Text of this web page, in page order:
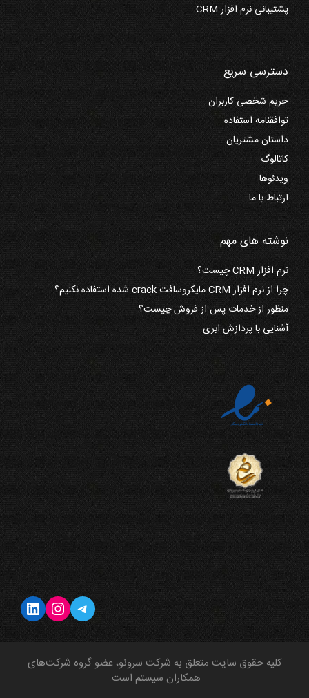
پشتیبانی نرم افزار CRM
دسترسی سریع
حریم شخصی کاربران
توافقنامه استفاده
داستان مشتریان
کاتالوگ
ویدئوها
ارتباط با ما
نوشته های مهم
نرم افزار CRM چیست؟
چرا از نرم افزار CRM مایکروسافت crack شده استفاده نکنیم؟
منظور از خدمات پس از فروش چیست؟
آشنایی با پردازش ابری
تلگراماینستاگرم
لینکداین
کلیه حقوق سایت متعلق به شرکت سرونو، عضو گروه شرکت‌های
همکاران سیستم است.